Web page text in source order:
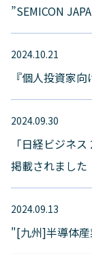
”SEMICON
2024.10.21
『個人投資家
2024.09.30
「日経ビジネ
掲載されました
2024.09.13
"[九州]半導体